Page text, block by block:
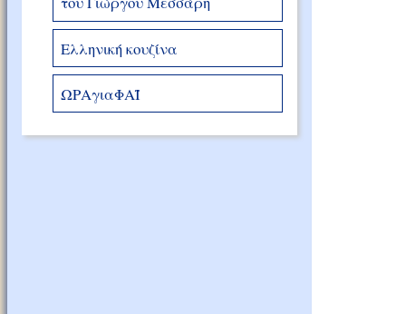
Ελληνική κουζίνα
ΩΡΑγιαΦΑΪ